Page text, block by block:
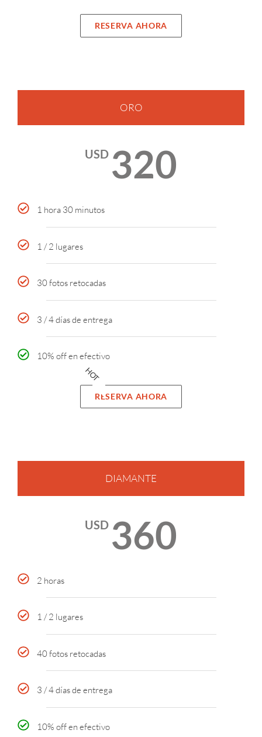
RESERVA AHORA
ORO
USD 320
1 hora 30 minutos
1 / 2 lugares
30 fotos retocadas
3 / 4 días de entrega
10% off en efectivo
HOT
RESERVA AHORA
DIAMANTE
USD 360
2 horas
1 / 2 lugares
40 fotos retocadas
3 / 4 días de entrega
10% off en efectivo